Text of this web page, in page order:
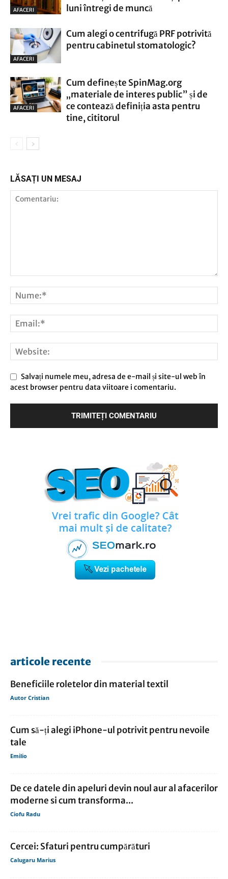
AFACERI
luni întregi de muncă
AFACERI
Cum alegi o centrifugă PRF potrivită
pentru cabinetul stomatologic?
AFACERI
Cum definește SpinMag.org
„materiale de interes public” și de
ce contează definiția asta pentru
tine, cititorul
LĂSAȚI UN MESAJ
Salvați numele meu, adresa de e-mail și site-ul web în
acest browser pentru data viitoare i comentariu.
articole recente
Beneficiile roletelor din material textil
Autor Cristian
Cum să-ți alegi iPhone-ul potrivit pentru nevoile
tale
Emilio
De ce datele din apeluri devin noul aur al afacerilor
moderne si cum transforma...
Ciofu Radu
Cercei: Sfaturi pentru cumpărături
Calugaru Marius